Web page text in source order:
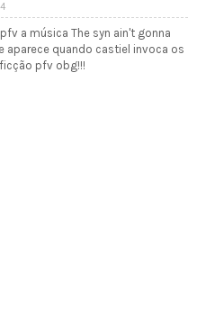
a música The syn ain't gonna
aparece quando castiel invoca os
pfv obg!!!